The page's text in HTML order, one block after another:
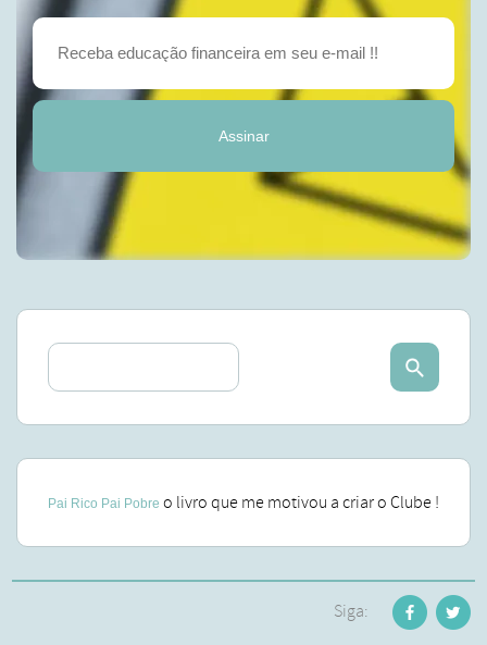
Assinar
Pai Rico Pai Pobre o livro que me motivou a criar o Clube !